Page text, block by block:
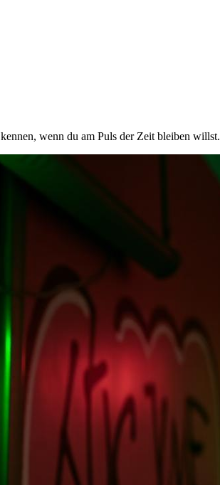
wenn du am Puls der Zeit bleiben willst.